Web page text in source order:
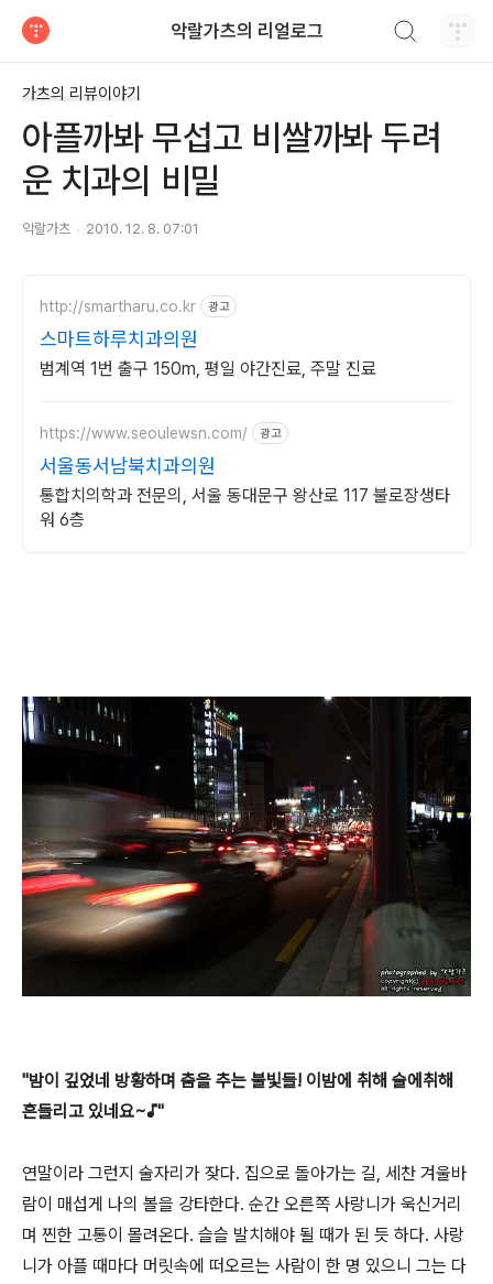
악랄가츠의 리얼로그
가츠의 리뷰이야기
아플까봐 무섭고 비쌀까봐 두려
운 치과의 비밀
악랄가츠 2010. 12. 8. 07:01
http://smartharu.co.kr 광고
스마트하루치과의원
범계역 1번 출구 150m, 평일 야간진료, 주말 진료
https://www.seoulewsn.com/ 광고
서울동서남북치과의원
통합치의학과 전문의, 서울 동대문구 왕산로 117 불로장생타
워 6층
"밤이 깊었네 방황하며 춤을 추는 불빛들! 이밤에 취해 술에취해
흔들리고 있네요~♪"
연말이라 그런지 술자리가 잦다. 집으로 돌아가는 길, 세찬 겨울바
람이 매섭게 나의 볼을 강타한다. 순간 오른쪽 사랑니가 욱신거리
며 찐한 고통이 몰려온다. 슬슬 발치해야 될 때가 된 듯 하다. 사랑
니가 아플 때마다 머릿속에 떠오르는 사람이 한 명 있으니 그는 다